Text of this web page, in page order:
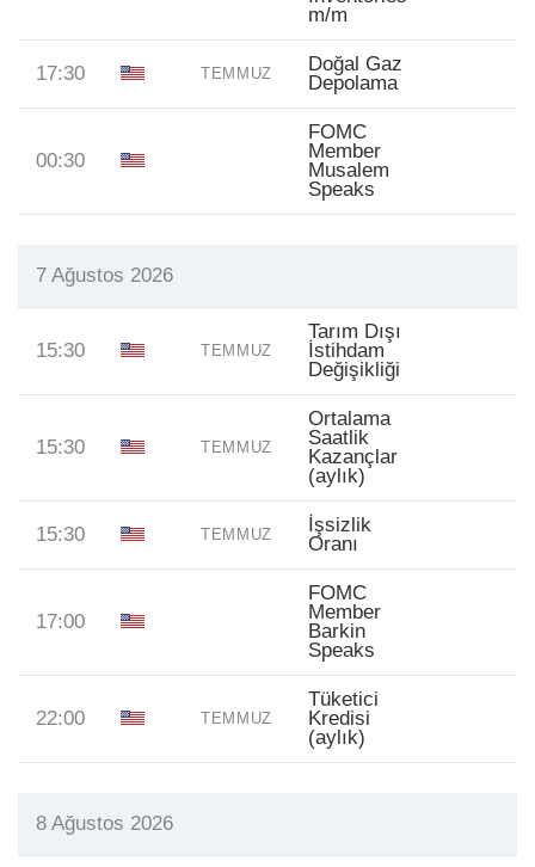
m/m
17:30 TEMMUZ
Doğal Gaz
Depolama
00:30
FOMC
Member
Musalem
Speaks
7 Ağustos 2026
15:30 TEMMUZ
Tarım Dışı
İstihdam
Değişikliği
15:30 TEMMUZ
Ortalama
Saatlik
Kazançlar
(aylık)
15:30 TEMMUZ
İşsizlik
Oranı
17:00
FOMC
Member
Barkin
Speaks
22:00 TEMMUZ
Tüketici
Kredisi
(aylık)
8 Ağustos 2026